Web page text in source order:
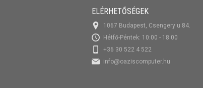
ELÉRHETŐSÉGEK
1067 Budapest, Csengery u 84.
Hétfő-Péntek: 10:00 - 18:00
+36 30 522 4 522
info@oaziscomputer.hu